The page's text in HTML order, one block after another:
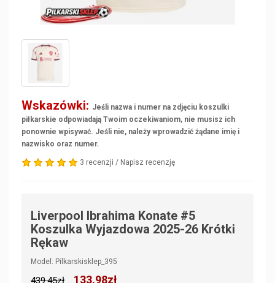
Wskazówki: Jeśli nazwa i numer na zdjęciu koszulki
piłkarskie odpowiadają Twoim oczekiwaniom, nie musisz ich
ponownie wpisywać. Jeśli nie, należy wprowadzić żądane imię i
nazwisko oraz numer.
3 recenzji / Napisz recenzję
Liverpool Ibrahima Konate #5
Koszulka Wyjazdowa 2025-26 Krótki
Rękaw
Model: Pilkarskisklep_395
439.45zł 133.98zł